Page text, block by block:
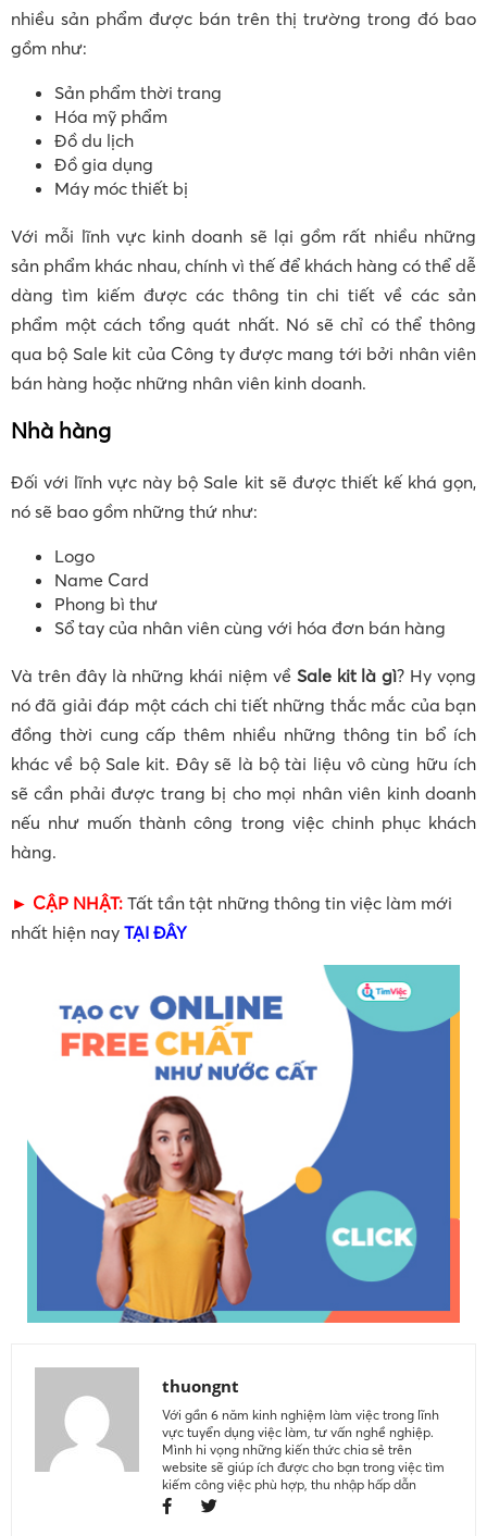
nhiều sản phẩm được bán trên thị trường trong đó bao
gồm như:
Sản phẩm thời trang
Hóa mỹ phẩm
Đồ du lịch
Đồ gia dụng
Máy móc thiết bị
Với mỗi lĩnh vực kinh doanh sẽ lại gồm rất nhiều những
sản phẩm khác nhau, chính vì thế để khách hàng có thể dễ
dàng tìm kiếm được các thông tin chi tiết về các sản
phẩm một cách tổng quát nhất. Nó sẽ chỉ có thể thông
qua bộ Sale kit của Công ty được mang tới bởi nhân viên
bán hàng hoặc những nhân viên kinh doanh.
Nhà hàng
Đối với lĩnh vực này bộ Sale kit sẽ được thiết kế khá gọn,
nó sẽ bao gồm những thứ như:
Logo
Name Card
Phong bì thư
Sổ tay của nhân viên cùng với hóa đơn bán hàng
Và trên đây là những khái niệm về Sale kit là gì? Hy vọng
nó đã giải đáp một cách chi tiết những thắc mắc của bạn
đồng thời cung cấp thêm nhiều những thông tin bổ ích
khác về bộ Sale kit. Đây sẽ là bộ tài liệu vô cùng hữu ích
sẽ cần phải được trang bị cho mọi nhân viên kinh doanh
nếu như muốn thành công trong việc chinh phục khách
hàng.
► CẬP NHẬT: Tất tần tật những thông tin việc làm mới
nhất hiện nay TẠI ĐÂY
thuongnt
Với gần 6 năm kinh nghiệm làm việc trong lĩnh
vực tuyển dụng việc làm, tư vấn nghề nghiệp.
Mình hi vọng những kiến thức chia sẻ trên
website sẽ giúp ích được cho bạn trong việc tìm
kiếm công việc phù hợp, thu nhập hấp dẫn